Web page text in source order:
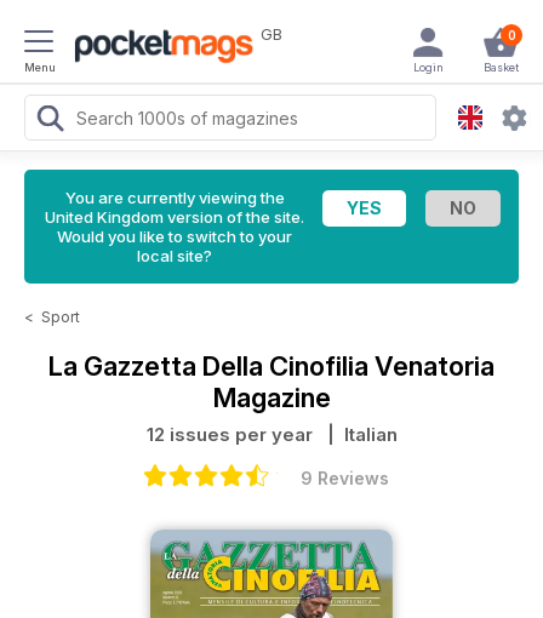
Menu
GB 0
Basket
Login
You are currently viewing the
United Kingdom version of the site.
Would you like to switch to your
local site?
< Sport
La Gazzetta Della Cinofilia Venatoria
Magazine
12 issues per year | Italian
9 Reviews